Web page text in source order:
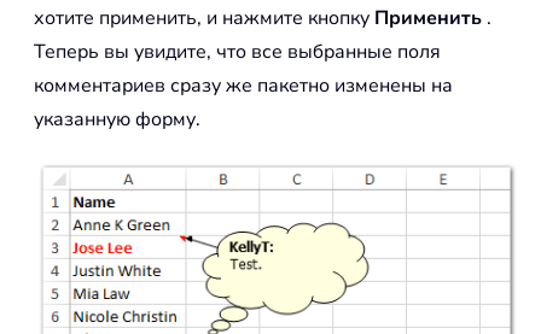
хотите применить, и нажмите кнопку Применить .
Теперь вы увидите, что все выбранные поля
комментариев сразу же пакетно изменены на
указанную форму.